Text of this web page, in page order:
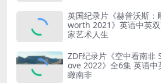
英国纪录片《赫普沃斯
worth 2021》英语中英
家艺术人生
ZDF纪录片《空中看南
ove 2022》全6集 英语
瞰南非